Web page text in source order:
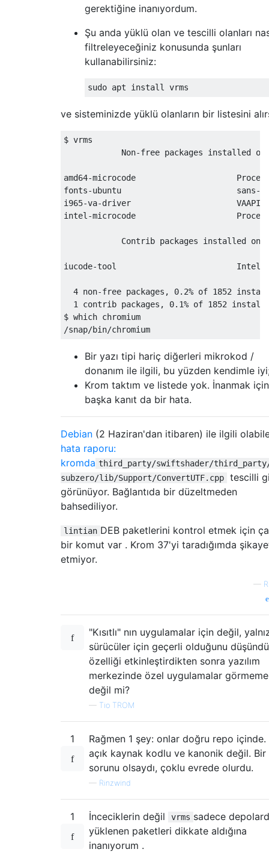
gerektiğine inanıyordum.
Şu anda yüklü olan ve tescilli olanları
filtreleyeceğiniz konusunda şunları
kullanabilirsiniz:
ve sisteminizde yüklü olanların bir listesini
$ vrms
Non-free packages installed on
amd64-microcode                     Processor
fonts-ubuntu                        sans-
i965-va-driver                      VAAPI
intel-microcode                     Processor
Contrib packages installed on
iucode-tool                         Intel
4 non-free packages, 0.2% of 1852
1 contrib packages, 0.1% of 1852
$ which chromium
Bir yazı tipi hariç diğerleri mikrokod /
donanım ile ilgili, bu yüzden kendimle
Krom taktım ve listede yok. İnanmak
başka kanıt da bir hata.
Debian (2 Haziran'dan itibaren) ile ilgili
hata raporu:
kromda third_party/swiftshader/
subzero/lib/Support/ConvertUTF.cpp
tescilli
görünüyor. Bağlantıda bir düzeltmeden
bahsediliyor.
lintian DEB paketlerini kontrol etmek için
bir komut var . Krom 37'yi taradığımda
etmiyor.
—
"Kısıtlı" nın uygulamalar için değil,
sürücüler için geçerli olduğunu
özelliği etkinleştirdikten sonra yazılım
merkezinde özel uygulamalar
değil mi?
— Tio TROM
1
Rağmen 1 şey: onlar doğru repo içinde.
açık kaynak kodlu ve kanonik değil. Bir
sorunu olsaydı, çoklu evrede olurdu.
— Rinzwind
1 İnceciklerin değil vrms sadece
yüklenen paketleri dikkate aldığına
inanıyorum .